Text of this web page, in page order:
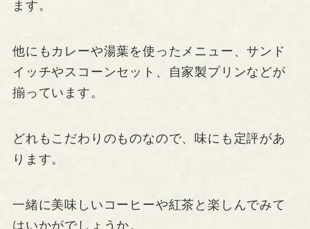
ます。
他にもカレーや湯葉を使ったメニュー、サンド
イッチやスコーンセット、自家製プリンなどが
揃っています。
どれもこだわりのものなので、味にも定評があ
ります。
一緒に美味しいコーヒーや紅茶と楽しんでみて
はいかがでしょうか。